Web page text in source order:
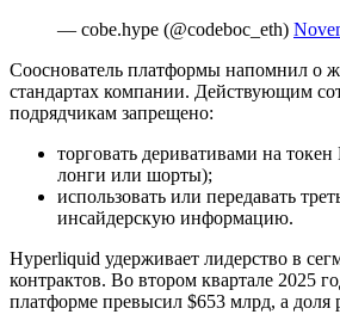
— cobe.hype (@codeboc_eth)
Сооснователь платформы напомнил о
стандартах компании. Действующим
подрядчикам запрещено:
торговать деривативами на
лонги или шорты);
использовать или передавать
инсайдерскую информацию.
Hyperliquid удерживает лидерство в
контрактов. Во втором квартале 2025
платформе превысил $653 млрд, а доля